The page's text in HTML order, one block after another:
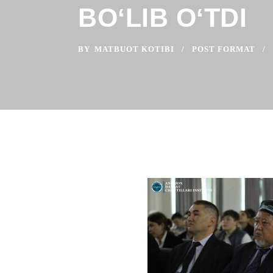
BOʻLIB OʻTDI
BY MATBUOT KOTIBI POST FORMAT